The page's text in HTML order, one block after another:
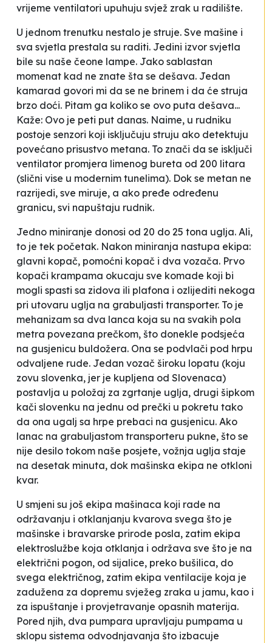
vrijeme ventilatori upuhuju svjež zrak u radilište.
U jednom trenutku nestalo je struje. Sve mašine i
sva svjetla prestala su raditi. Jedini izvor svjetla
bile su naše čeone lampe. Jako sablastan
momenat kad ne znate šta se dešava. Jedan
kamarad govori mi da se ne brinem i da će struja
brzo doći. Pitam ga koliko se ovo puta dešava...
Kaže: Ovo je peti put danas. Naime, u rudniku
postoje senzori koji isključuju struju ako detektuju
povećano prisustvo metana. To znači da se isključi
ventilator promjera limenog bureta od 200 litara
(slični vise u modernim tunelima). Dok se metan ne
razrijedi, sve miruje, a ako pređe određenu
granicu, svi napuštaju rudnik.
Jedno miniranje donosi od 20 do 25 tona uglja. Ali,
to je tek početak. Nakon miniranja nastupa ekipa:
glavni kopač, pomoćni kopač i dva vozača. Prvo
kopači krampama okucaju sve komade koji bi
mogli spasti sa zidova ili plafona i ozlijediti nekoga
pri utovaru uglja na grabuljasti transporter. To je
mehanizam sa dva lanca koja su na svakih pola
metra povezana prečkom, što donekle podsjeća
na gusjenicu buldožera. Ona se podvlači pod hrpu
odvaljene rude. Jedan vozač široku lopatu (koju
zovu slovenka, jer je kupljena od Slovenaca)
postavlja u položaj za zgrtanje uglja, drugi šipkom
kači slovenku na jednu od prečki u pokretu tako
da ona ugalj sa hrpe prebaci na gusjenicu. Ako
lanac na grabuljastom transporteru pukne, što se
nije desilo tokom naše posjete, vožnja uglja staje
na desetak minuta, dok mašinska ekipa ne otkloni
kvar.
U smjeni su još ekipa mašinaca koji rade na
održavanju i otklanjanju kvarova svega što je
mašinske i bravarske prirode posla, zatim ekipa
elektroslužbe koja otklanja i održava sve što je na
električni pogon, od sijalice, preko bušilica, do
svega električnog, zatim ekipa ventilacije koja je
zadužena za dopremu svježeg zraka u jamu, kao i
za ispuštanje i provjetravanje opasnih materija.
Pored njih, dva pumpara upravljaju pumpama u
sklopu sistema odvodnjavanja što izbacuje